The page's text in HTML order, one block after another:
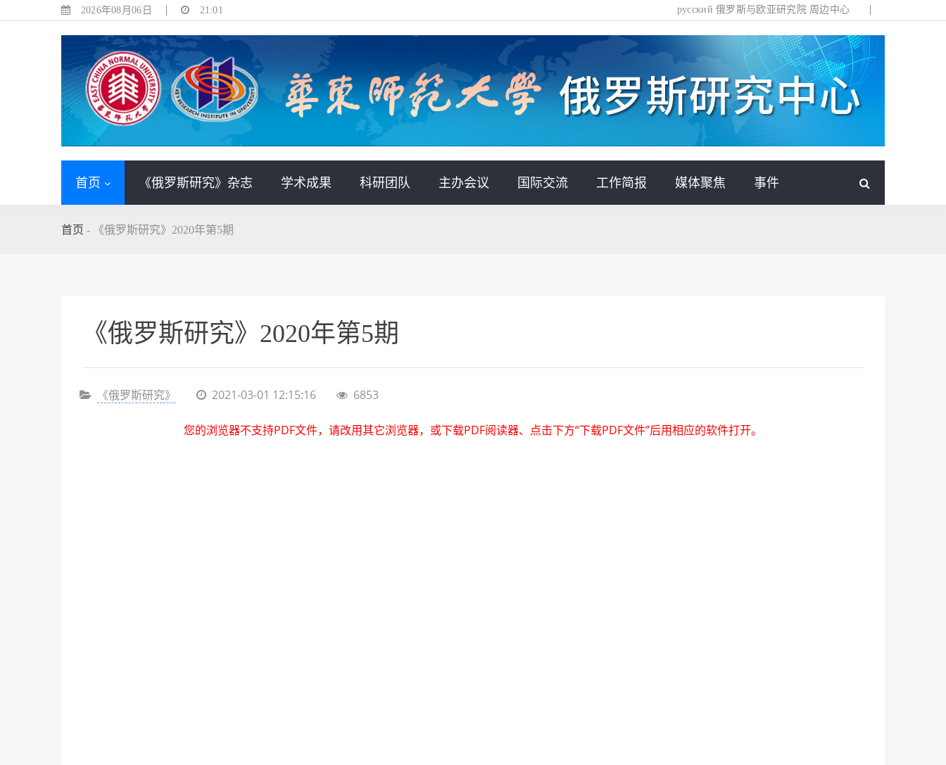
2026年08月06日 21:01 русский 俄罗斯与欧亚研究院 周边中心
首页 《俄罗斯研究》杂志 学术成果 科研团队 主办会议 国际交流 工作简报 媒体聚焦 事件
首页 - 《俄罗斯研究》2020年第5期
《俄罗斯研究》2020年第5期
《俄罗斯研究》 2021-03-01 12:15:16 6853
您的浏览器不支持PDF文件，请改用其它浏览器，或下载PDF阅读器、点击下方“下载PDF文件”后用相应的软件打开。